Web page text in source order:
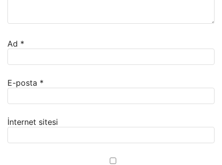
Ad *
E-posta *
İnternet sitesi